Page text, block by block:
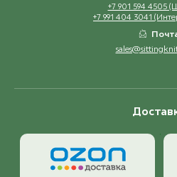
+7 901 594 4505
+7 991 404 3041